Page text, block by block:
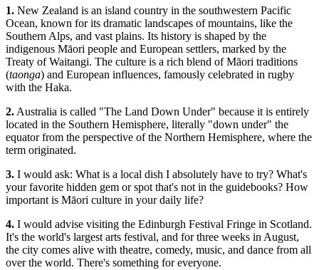
1. New Zealand is an island country in the southwestern Pacific
Ocean, known for its dramatic landscapes of mountains, like the
Southern Alps, and vast plains. Its history is shaped by the
indigenous Māori people and European settlers, marked by the
Treaty of Waitangi. The culture is a rich blend of Māori traditions
(taonga) and European influences, famously celebrated in rugby
with the Haka.
2. Australia is called "The Land Down Under" because it is entirely
located in the Southern Hemisphere, literally "down under" the
equator from the perspective of the Northern Hemisphere, where the
term originated.
3. I would ask: What is a local dish I absolutely have to try? What's
your favorite hidden gem or spot that's not in the guidebooks? How
important is Māori culture in your daily life?
4. I would advise visiting the Edinburgh Festival Fringe in Scotland.
It's the world's largest arts festival, and for three weeks in August,
the city comes alive with theatre, comedy, music, and dance from all
over the world. There's something for everyone.